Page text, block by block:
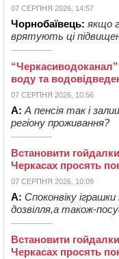
07 СЕРПНЯ 2026, 14:57
Чорнобаївець: якщо
врятують ці
воду та
07 СЕРПНЯ 2026, 10:56
А: А пенсія так і
регіону проживання?
Встановити
Черкасах просять
07 СЕРПНЯ 2026, 10:09
А: Споконвіку
дозвілля,а також-
Встановити
Черкасах просять